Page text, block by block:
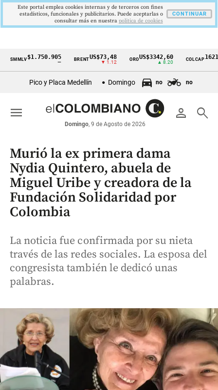
Cintillo
económicos
Colombia
$1.750.905 BRENT US$73,48
▼ 1.12
ORO US$3342,60 COLCAP1621,34
Pico y Placa Medellín Domingo no no
person search
Domingo, 9 de Agosto de 2026
menu
Murió la ex primera dama
Nydia Quintero, abuela de
Miguel Uribe y creadora de la
Fundación Solidaridad por
Colombia
La noticia fue confirmada por su nieta
través de las redes sociales. La esposa del
congresista también le dedicó unas
palabras.
Este portal emplea cookies internas y de terceros con fines
estadísticos, funcionales y publicitarios. Puede aceptarlas o
consultar más en nuestra politica de cookies
CONTINUAR